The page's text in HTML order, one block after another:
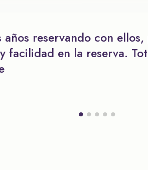
años reservando con
facilidad en la reserva.